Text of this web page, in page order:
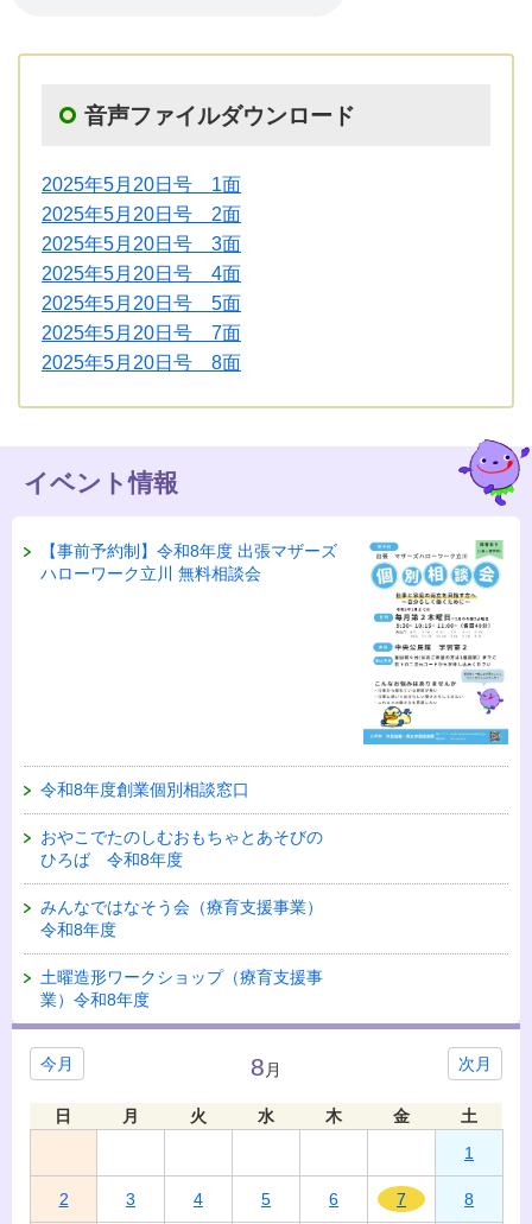
音声ファイルダウンロード
2025年5月20日号 1面
2025年5月20日号 2面
2025年5月20日号 3面
2025年5月20日号 4面
2025年5月20日号 5面
2025年5月20日号 7面
2025年5月20日号 8面
イベント情報
【事前予約制】令和8年度 出張マザーズ
ハローワーク立川 無料相談会
令和8年度創業個別相談窓口
おやこでたのしむおもちゃとあそびの
ひろば 令和8年度
みんなではなそう会（療育支援事業）
令和8年度
土曜造形ワークショップ（療育支援事
業）令和8年度
今月 次月
8 月
日 月 火 水 木 金
土
1
2 3 4 5 6 7 8